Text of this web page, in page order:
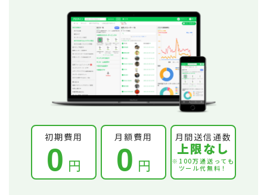
初期費用
0 円
月額費用
0 円
月間送信通数
上限なし
※100万通送っても
ツール代無料！